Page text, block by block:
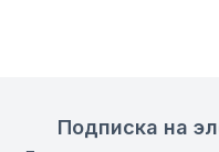
Подписка на